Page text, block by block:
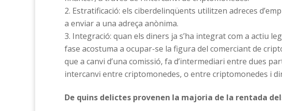
Estratificació: els ciberdelinqüents utilitzen adreces
a enviar a una adreça anònima.
Integració: quan els diners ja s’ha integrat com a actiu
fase acostuma a ocupar-se la figura del comerciant de
que a canvi d’una comissió, fa d’intermediari entre dues
intercanvi entre criptomonedes, o entre criptomonedes i
De quins delictes provenen la majoria de la rentada